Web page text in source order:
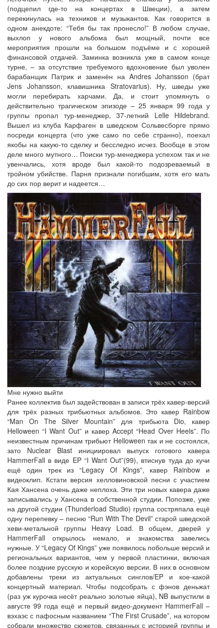
(подцепил где-то на концертах в Швеции), а затем
перекинулась на техников и музыкантов. Как говорится в
одном анекдоте: “Тебя бы так пронесло!” В любом случае,
выхлоп у нового альбома был мощный, почти все
мероприятия прошли на большом подъёме и с хорошей
финансовой отдачей. Заминка возникла уже в самом конце
турне, – за отсутствие требуемого вдохновение был уволен
барабанщик Патрик и заменён на Andres Johansson (брат
Jens Johansson, клавишника Stratovarius). Ну, шведы уже
могли перебирать харчами. Да, и стоит упомянуть о
действительно трагическом эпизоде – 25 января 99 года у
группы пропал тур-менеджер, 37-летний Lelle Hildebrand.
Вышел из клуба Карфаген в шведском Сольвесборге прямо
посреди концерта (что уже само по себе странно), поехал
якобы на какую-то сделку и бесследно исчез. Вообще в этом
деле много мутного… Поиски тур-менеджера успехом так и не
увенчались, хотя вроде был какой-то подозреваемый в
тройном убийстве. Парня признали погибшим, хотя его мать
до сих пор верит и надеется…
Мне нужно выйти
Ранее коллектив был задействован в записи трёх кавер-версий
для трёх разных трибьютных альбомов. Это кавер Rainbow
“Man On The Silver Mountain” для трибьюта Dio, кавер
Helloween “I Want Out” и кавер Accept “Head Over Heels”. По
неизвестным причинам трибьют Helloween так и не состоялся,
зато Nuclear Blast инициировал выпуск готового кавера
HammerFall в виде EP “I Want Out”(99), втиснув туда до кучи
ещё один трек из “Legacy Of Kings”, кавер Rainbow и
видеоклип. Кстати версия хелловиновской песни с участием
Кая Хансена очень даже неплоха. Эти три новых кавера даже
записывались у Хансена в собственной студии. Попозже, уже
на другой студии (Thunderload Studio) группа состряпала ещё
одну перепевку – песню “Run With The Devil” старой шведской
хеви-метальной группы Heavy Load. В общем, дверей у
HammerFall открылось немало, и знакомства завелись
нужные. У “Legacy Of Kings” уже появилось побольше версий и
региональных вариантов, чем у первой пластинки, включая
более поздние русскую и корейскую версии. В них в основном
добавлены треки из актуальных синглов/EP и кое-какой
концертный материал. Чтобы подсобрать с фэнов деньжат
(раз уж курочка несёт реально золотые яйца), NB выпустили в
августе 99 года ещё и первый видео-документ HammerFall –
вэхаэс с пафосным названием “The First Crusade”, на котором
собрали множество сюжетов, связанных с историей группы и